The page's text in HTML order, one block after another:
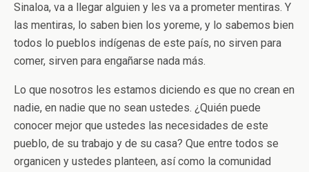
Sinaloa, va a llegar alguien y les va a prometer mentiras. Y
las mentiras, lo saben bien los yoreme, y lo sabemos bien
todos lo pueblos indígenas de este país, no sirven para
comer, sirven para engañarse nada más.
Lo que nosotros les estamos diciendo es que no crean en
nadie, en nadie que no sean ustedes. ¿Quién puede
conocer mejor que ustedes las necesidades de este
pueblo, de su trabajo y de su casa? Que entre todos se
organicen y ustedes planteen, así como la comunidad